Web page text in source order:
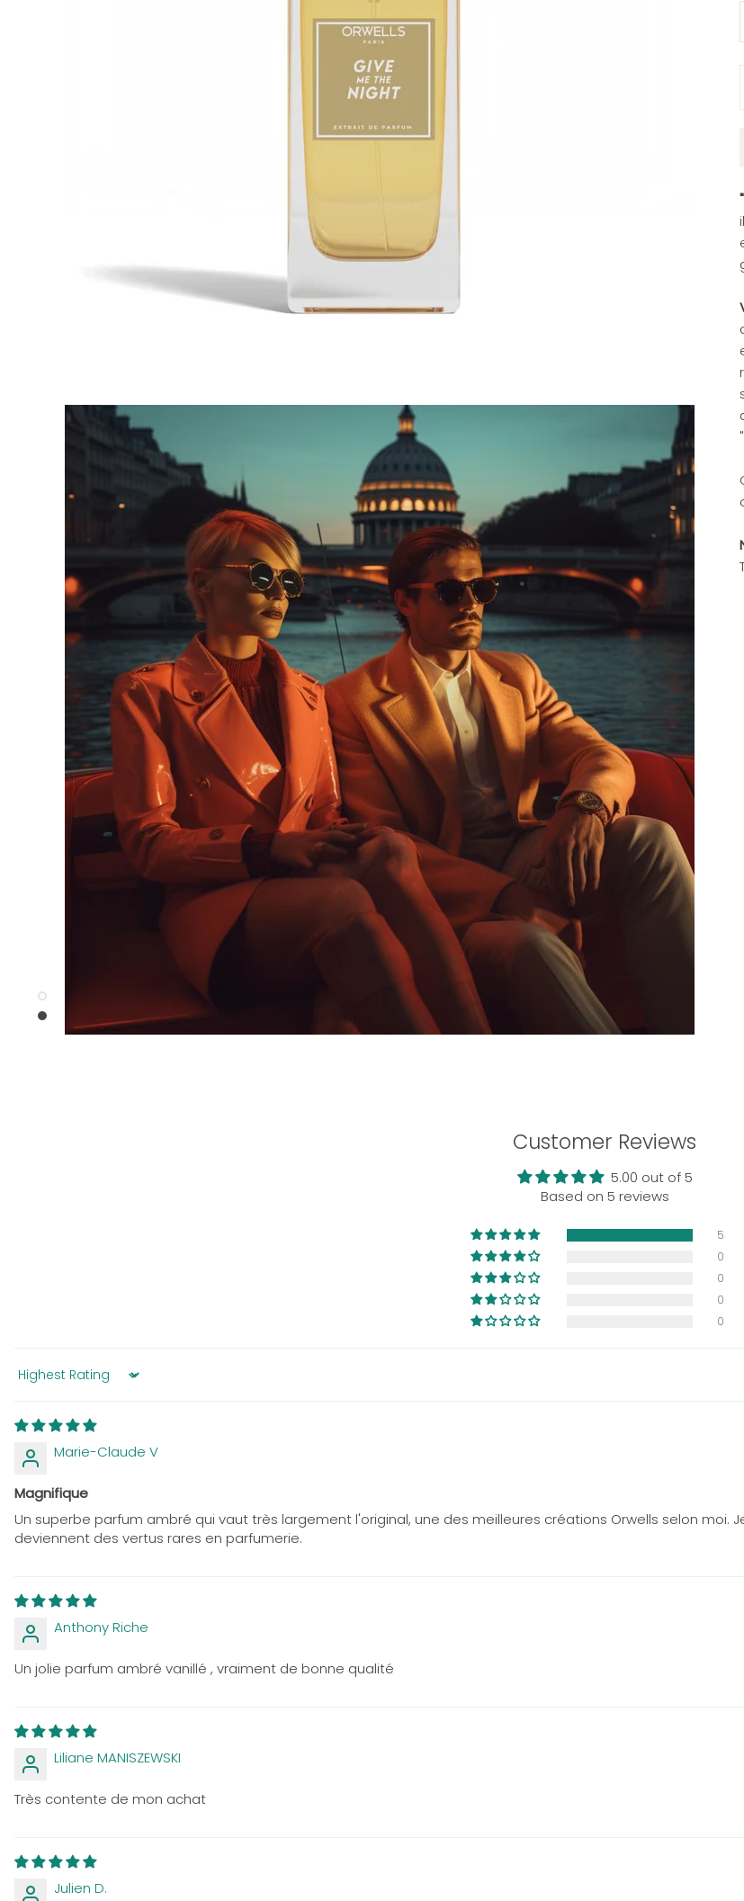
Customer Reviews
5.00 out of 5
Based on 5 reviews
5
0
0
0
0
Sort by
Marie-Claude V
Magnifique
Un superbe parfum ambré qui vaut très largement l'original, une des meilleures créations Orwells selon
deviennent des vertus rares en parfumerie.
Anthony Riche
Un jolie parfum ambré vanillé , vraiment de bonne qualité
Liliane MANISZEWSKI
Très contente de mon achat
Julien D.